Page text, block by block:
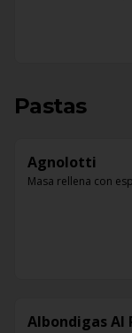
Pastas
Agnolotti
Masa rellena con
Albondigas Al